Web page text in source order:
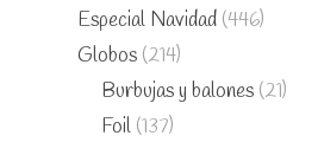
Especial Navidad (446)
Globos (214)
Burbujas y balones (21)
Foil (137)